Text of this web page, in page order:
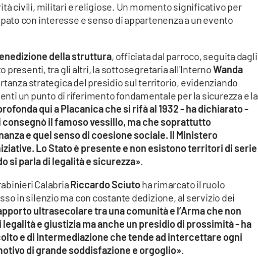
civili, militari e religiose. Un momento significativo per
con interesse e senso di appartenenza a un evento
della struttura, officiata dal parroco, seguita dagli
presenti, tra gli altri, la sottosegretaria all'InternoWanda
strategica del presidio sul territorio, evidenziando
un punto di riferimento fondamentale per la sicurezza e la
qui a Placanica che si rifà al 1932 - ha dichiarato -
il famoso vessillo, ma che soprattutto
e quel senso di coesione sociale. Il Ministero
Lo Stato è presente e non esistono territori di serie
si parla di legalità e sicurezza».
CalabriaRiccardo Sciutoha rimarcato il ruolo
in silenzio ma con costante dedizione, al servizio dei
ultrasecolare tra una comunità e l’Arma che non
e giustizia ma anche un presidio di prossimità - ha
e di intermediazione che tende ad intercettare ogni
di grande soddisfazione e orgoglio».